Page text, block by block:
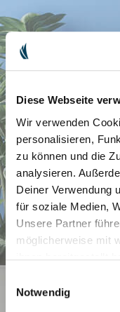
Diese Webseite
Wir verwenden
personalisieren,
zu können und die
analysieren.
Deiner Verwendung
für soziale Medien,
Unsere Partner
möglicherweise mit
Notwendig